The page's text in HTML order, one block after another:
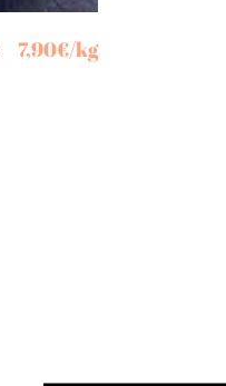
7,90€/kg